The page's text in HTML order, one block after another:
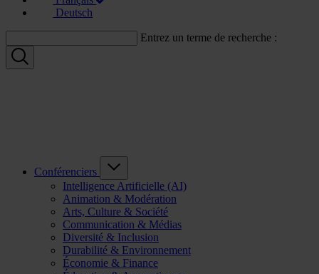
Deutsch
Entrez un terme de recherche :
Conférenciers
Intelligence Artificielle (AI)
Animation & Modération
Arts, Culture & Société
Communication & Médias
Diversité & Inclusion
Durabilité & Environnement
Économie & Finance